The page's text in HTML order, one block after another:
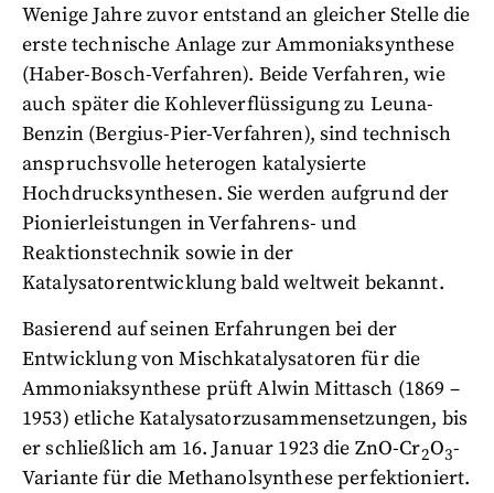
Wenige Jahre zuvor entstand an gleicher Stelle die
erste technische Anlage zur Ammoniaksynthese
(Haber-Bosch-Verfahren). Beide Verfahren, wie
auch später die Kohleverflüssigung zu Leuna-
Benzin (Bergius-Pier-Verfahren), sind technisch
anspruchsvolle heterogen katalysierte
Hochdrucksynthesen. Sie werden aufgrund der
Pionierleistungen in Verfahrens- und
Reaktionstechnik sowie in der
Katalysatorentwicklung bald weltweit bekannt.
Basierend auf seinen Erfahrungen bei der
Entwicklung von Mischkatalysatoren für die
Ammoniaksynthese prüft Alwin Mittasch (1869 –
1953) etliche Katalysatorzusammensetzungen, bis
er schließlich am 16. Januar 1923 die ZnO-Cr2O3-
Variante für die Methanolsynthese perfektioniert.